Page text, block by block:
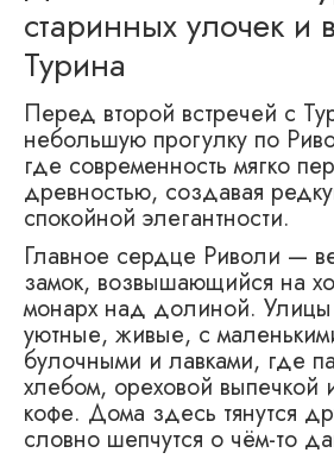
старинных улочек и
Турина
Перед второй встречей с
небольшую прогулку по
где современность мягко
древностью, создавая
спокойной элегантности.
Главное сердце Риволи —
замок, возвышающийся на
монарх над долиной.
уютные, живые, с
булочными и лавками, где
хлебом, ореховой выпечкой
кофе. Дома здесь тянутся
словно шепчутся о чём-то